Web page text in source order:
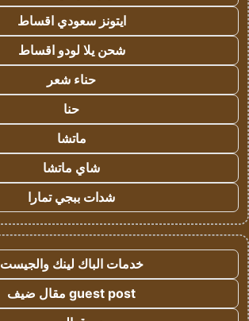
ايتونز سعودي اقساط
شحن يلا لودو اقساط
حناء شعر
حنا
ماتشا
شاي ماتشا
شدات ببجي تمارا
خدمات الباك لينك والجيست
guest post مقال ضيف